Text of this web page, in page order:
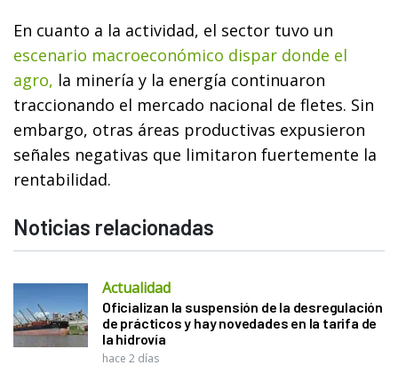
En cuanto a la actividad, el sector tuvo un
escenario macroeconómico dispar donde el
agro, la minería y la energía continuaron
traccionando el mercado nacional de fletes. Sin
embargo, otras áreas productivas expusieron
señales negativas que limitaron fuertemente la
rentabilidad.
Noticias relacionadas
Actualidad
Oficializan la suspensión de la desregulación
de prácticos y hay novedades en la tarifa de
la hidrovía
hace 2 días